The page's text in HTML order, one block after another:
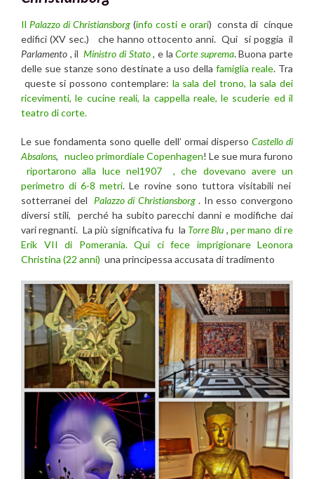
IlPalazzo di Christiansborg (info costi e orari) consta di cinque
edifici (XV sec.) che hanno ottocento anni. Qui si poggia il
Parlamento , ilMinistro di Stato, e laCorte suprema. Buona parte
delle sue stanze sono destinate a uso della famiglia reale. Tra
queste si possono contemplare: la sala del trono, la sala dei
ricevimenti, le cucine reali, la cappella reale, le scuderie ed il
teatro di corte.
Le sue fondamenta sono quelle dell’ ormai disperso Castello di
Absalons, nucleo primordiale Copenhagen! Le sue mura furono
riportarono alla luce nel1907 , che dovevano avere un
perimetro di 6-8 metri. Le rovine sono tuttora visitabili nei
sotterranei del Palazzo di Christiansborg. In esso convergono
diversi stili, perché ha subito parecchi danni e modifiche dai
vari regnanti. La più significativa fu la Torre Blu ,per mano di re
Erik VII di Pomerania. Qui ci fece imprigionare Leonora
Christina (22 anni) una principessa accusata di tradimento